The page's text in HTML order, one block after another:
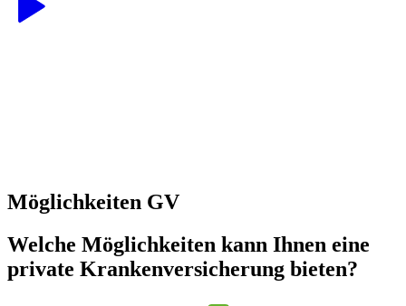
Möglichkeiten GV
Welche Möglichkeiten kann Ihnen eine
private Krankenversicherung bieten?